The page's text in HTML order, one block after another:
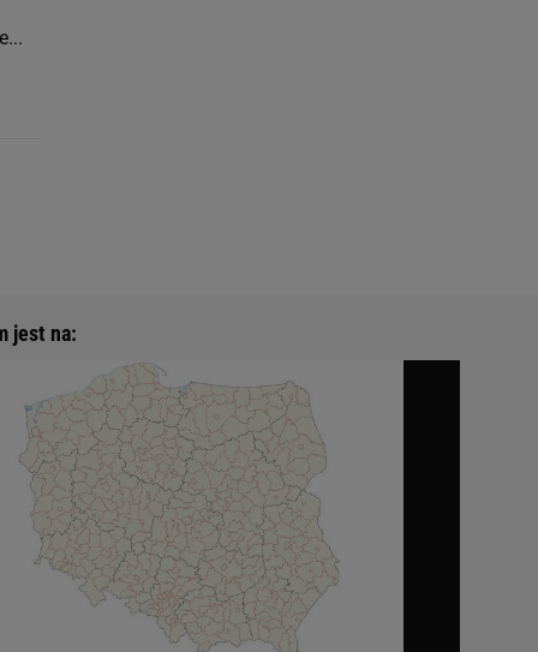
jest na: